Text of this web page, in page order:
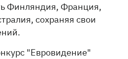
Финляндия, Франция,
сохраняя свои
"Евровидение"